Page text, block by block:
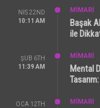
NIS 22ND
10:11 AM
MİMARİ
Başak
ile
ŞUB 6TH
11:39 AM
MİMARİ
Mental
OCA 12TH
MİMARİ